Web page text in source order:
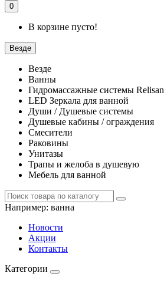
0
В корзине пусто!
Везде
Везде
Ванны
Гидромассажные системы Relisan
LED Зеркала для ванной
Души / Душевые системы
Душевые кабины / ограждения
Смесители
Раковины
Унитазы
Трапы и желоба в душевую
Мебель для ванной
Например: ванна
Новости
Акции
Контакты
Категории